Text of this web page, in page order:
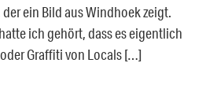
ein Bild aus Windhoek zeigt.
ich gehört, dass es eigentlich
Graffiti von Locals […]